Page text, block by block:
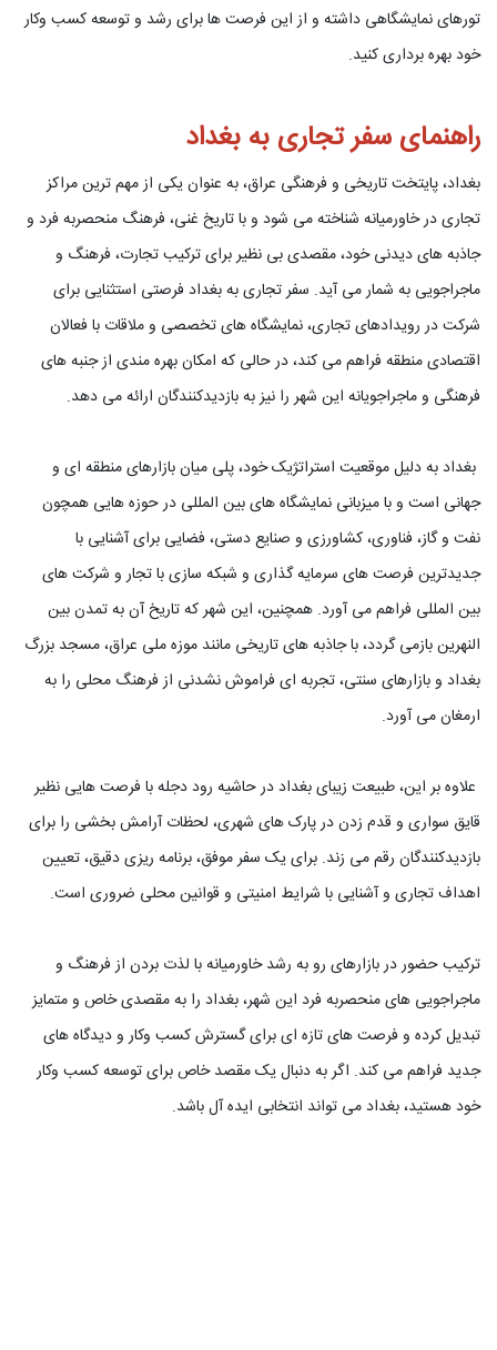
تورهای نمایشگاهی داشته و از این فرصت ها برای رشد و توسعه کسب وکار
خود بهره برداری کنید.
راهنمای سفر تجاری به بغداد
بغداد، پایتخت تاریخی و فرهنگی عراق، به عنوان یکی از مهم ترین مراکز
تجاری در خاورمیانه شناخته می شود و با تاریخ غنی، فرهنگ منحصربه فرد و
جاذبه های دیدنی خود، مقصدی بی نظیر برای ترکیب تجارت، فرهنگ و
ماجراجویی به شمار می آید. سفر تجاری به بغداد فرصتی استثنایی برای
شرکت در رویدادهای تجاری، نمایشگاه های تخصصی و ملاقات با فعالان
اقتصادی منطقه فراهم می کند، در حالی که امکان بهره مندی از جنبه های
فرهنگی و ماجراجویانه این شهر را نیز به بازدیدکنندگان ارائه می دهد.
بغداد به دلیل موقعیت استراتژیک خود، پلی میان بازارهای منطقه ای و
جهانی است و با میزبانی نمایشگاه های بین المللی در حوزه هایی همچون
نفت و گاز، فناوری، کشاورزی و صنایع دستی، فضایی برای آشنایی با
جدیدترین فرصت های سرمایه گذاری و شبکه سازی با تجار و شرکت های
بین المللی فراهم می آورد. همچنین، این شهر که تاریخ آن به تمدن بین
النهرین بازمی گردد، با جاذبه های تاریخی مانند موزه ملی عراق، مسجد بزرگ
بغداد و بازارهای سنتی، تجربه ای فراموش نشدنی از فرهنگ محلی را به
ارمغان می آورد.
علاوه بر این، طبیعت زیبای بغداد در حاشیه رود دجله با فرصت هایی نظیر
قایق سواری و قدم زدن در پارک های شهری، لحظات آرامش بخشی را برای
بازدیدکنندگان رقم می زند. برای یک سفر موفق، برنامه ریزی دقیق، تعیین
اهداف تجاری و آشنایی با شرایط امنیتی و قوانین محلی ضروری است.
ترکیب حضور در بازارهای رو به رشد خاورمیانه با لذت بردن از فرهنگ و
ماجراجویی های منحصربه فرد این شهر، بغداد را به مقصدی خاص و متمایز
تبدیل کرده و فرصت های تازه ای برای گسترش کسب وکار و دیدگاه های
جدید فراهم می کند. اگر به دنبال یک مقصد خاص برای توسعه کسب وکار
خود هستید، بغداد می تواند انتخابی ایده آل باشد.